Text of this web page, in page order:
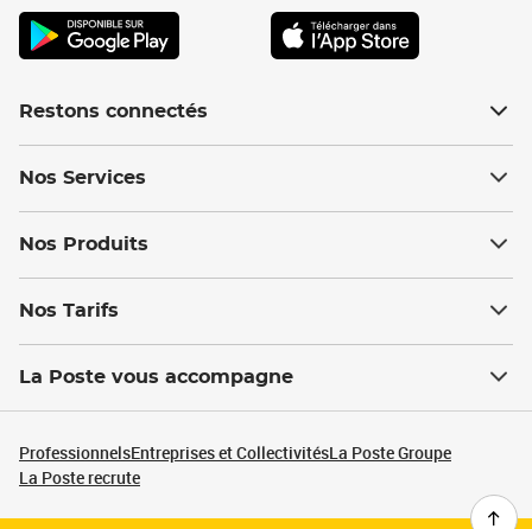
Restons connectés
Nos Services
Nos Produits
Nos Tarifs
La Poste vous accompagne
ProfessionnelsEntreprises et CollectivitésLa Poste Groupe
La Poste recrute